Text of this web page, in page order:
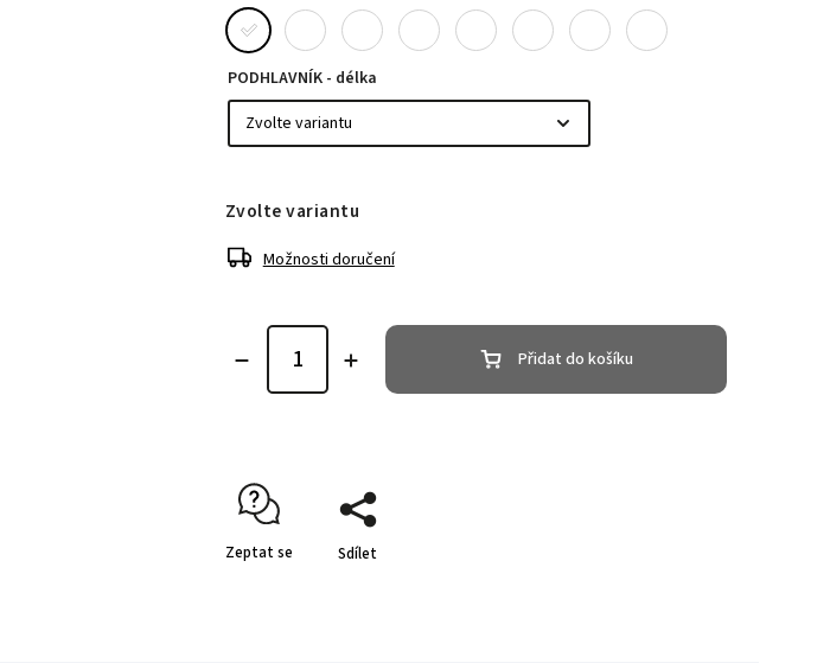
PODHLAVNÍK - délka
Zvolte variantu
Možnosti doručení
Přidat do košíku
Zeptat se Sdílet